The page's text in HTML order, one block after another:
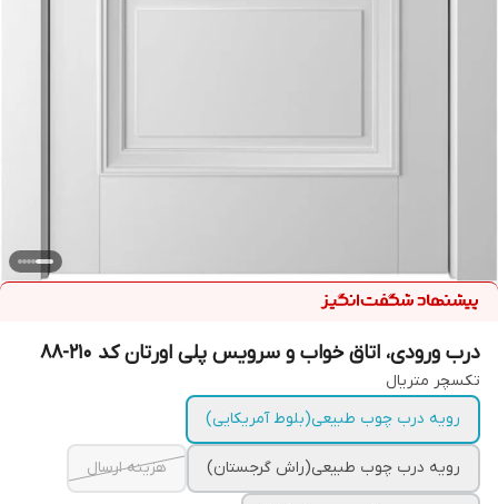
درب ورودی، اتاق خواب و سرویس پلی اورتان کد ۲۱۰-۸۸
تکسچر متریال
رویه درب چوب طبیعی(بلوط آمریکایی)
رویه درب چوب طبیعی(راش گرجستان) هزینه ارسال